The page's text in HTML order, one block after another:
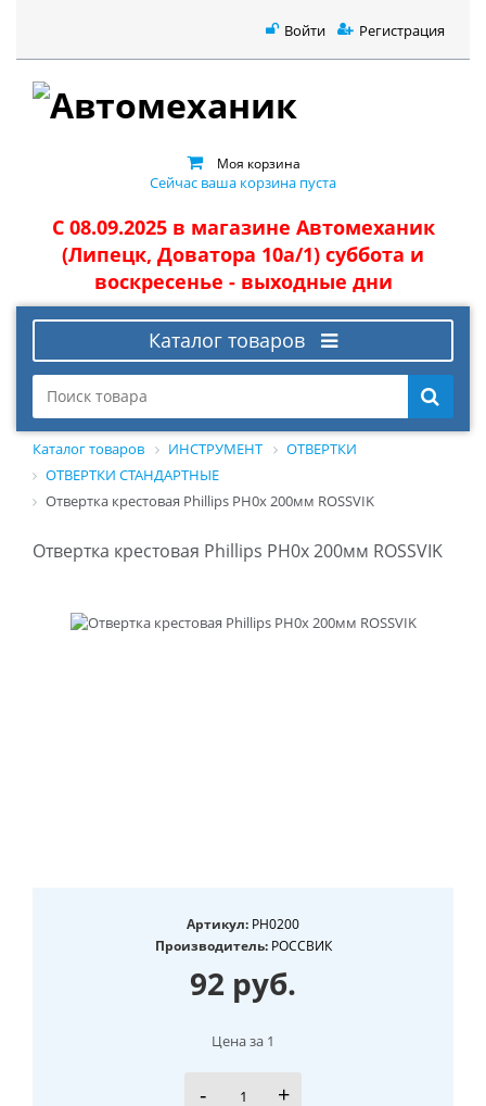
Войти Регистрация
Моя корзина
Сейчас ваша корзина пуста
С 08.09.2025 в магазине Автомеханик
(Липецк, Доватора 10а/1) суббота и
воскресенье - выходные дни
Каталог товаров
Каталог товаров ИНСТРУМЕНТ
ОТВЕРТКИ
ОТВЕРТКИ СТАНДАРТНЫЕ
Отвертка крестовая Phillips PH0х 200мм ROSSVIK
Отвертка крестовая Phillips PH0х 200мм ROSSVIK
Артикул: PH0200
Производитель:РОССВИК
92 руб.
Цена за 1
- +